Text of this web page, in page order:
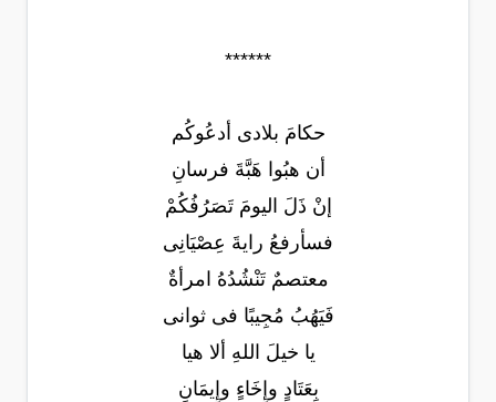
******
حكامَ بلادى أدعُوكُم
أن هبُوا هَبَّةَ فرسانِ
إنْ ذَلَ اليومَ تَصَرُفُكُمْ
فسأرفعُ رايةَ عِصْيَانِى
معتصمٌ تَنْشُدُهُ امرأةٌ
فَيَهُبُ مُجِيبًا فى ثوانى
يا خيلَ اللهِ ألا هيا
بِعَتَادٍ وإِخَاءٍ وإِيمَانِ